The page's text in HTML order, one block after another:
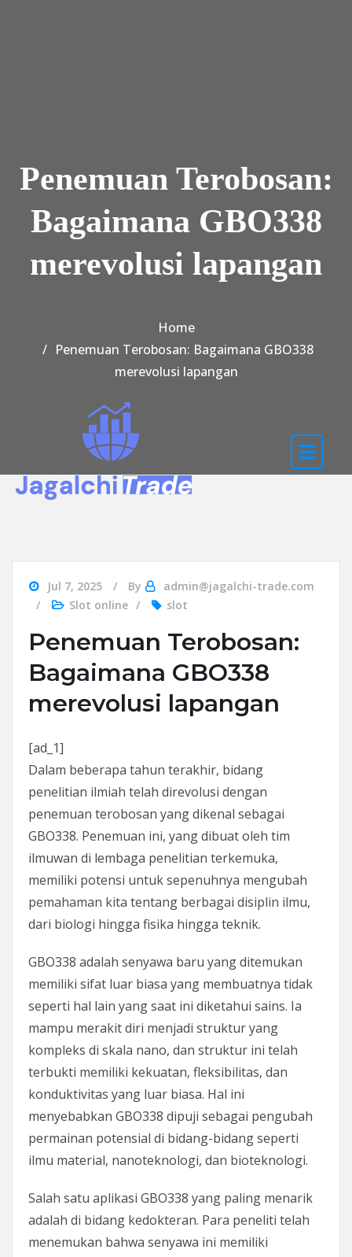
Penemuan Terobosan:
Bagaimana GBO338
merevolusi lapangan
Home
Penemuan Terobosan: Bagaimana GBO338
merevolusi lapangan
Jul 7, 2025 By
admin@jagalchi-trade.com
Slot online
slot
Penemuan Terobosan:
Bagaimana GBO338
merevolusi lapangan
[ad_1]
Dalam beberapa tahun terakhir, bidang
penelitian ilmiah telah direvolusi dengan
penemuan terobosan yang dikenal sebagai
GBO338. Penemuan ini, yang dibuat oleh tim
ilmuwan di lembaga penelitian terkemuka,
memiliki potensi untuk sepenuhnya mengubah
pemahaman kita tentang berbagai disiplin ilmu,
dari biologi hingga fisika hingga teknik.
GBO338 adalah senyawa baru yang ditemukan
memiliki sifat luar biasa yang membuatnya tidak
seperti hal lain yang saat ini diketahui sains. Ia
mampu merakit diri menjadi struktur yang
kompleks di skala nano, dan struktur ini telah
terbukti memiliki kekuatan, fleksibilitas, dan
konduktivitas yang luar biasa. Hal ini
menyebabkan GBO338 dipuji sebagai pengubah
permainan potensial di bidang-bidang seperti
ilmu material, nanoteknologi, dan bioteknologi.
Salah satu aplikasi GBO338 yang paling menarik
adalah di bidang kedokteran. Para peneliti telah
menemukan bahwa senyawa ini memiliki